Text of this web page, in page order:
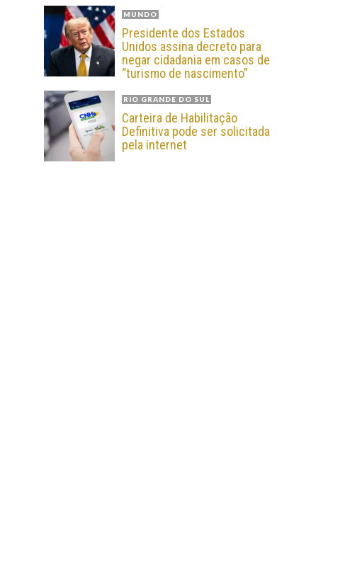
MUNDO
Presidente dos Estados
Unidos assina decreto para
negar cidadania em casos de
“turismo de nascimento”
RIO GRANDE DO SUL
Carteira de Habilitação
Definitiva pode ser solicitada
pela internet